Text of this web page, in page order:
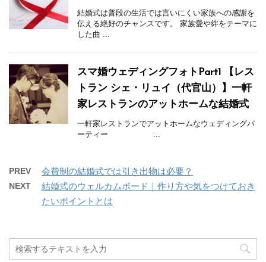
結婚式は普段の生活では言いにくい家族への感謝を
伝える絶好のチャンスです。 家族愛や絆をテーマに
した曲 ...
スマ婚ウェディングフォトPart1 【レス
トラン シェ・リュイ（代官山）】一軒
家レストランのアットホームな結婚式
一軒家レストランでアットホームなウェディングパ
ーティー ...
PREV 会費制の結婚式では引き出物は必要？
NEXT
結婚式のウェルカムボード｜作り方や気をつけておき
たいポイントとは